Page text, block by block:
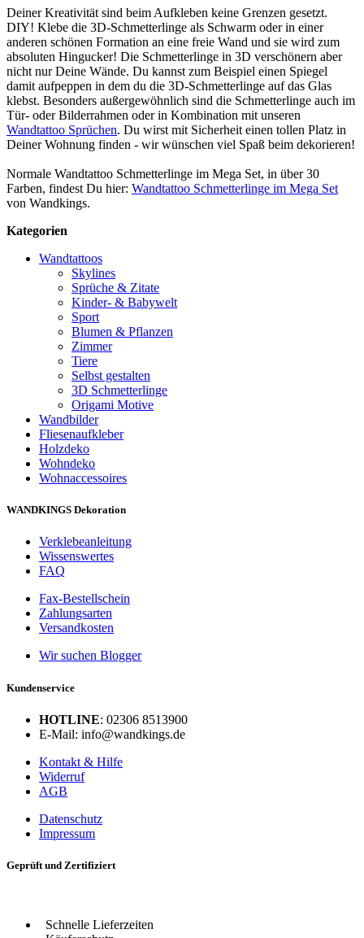
Deiner Kreativität sind beim Aufkleben keine Grenzen gesetzt.
DIY! Klebe die 3D-Schmetterlinge als Schwarm oder in einer
anderen schönen Formation an eine freie Wand und sie wird zum
absoluten Hingucker! Die Schmetterlinge in 3D verschönern aber
nicht nur Deine Wände. Du kannst zum Beispiel einen Spiegel
damit aufpeppen in dem du die 3D-Schmetterlinge auf das Glas
klebst. Besonders außergewöhnlich sind die Schmetterlinge auch im
Tür- oder Bilderrahmen oder in Kombination mit unseren
Wandtattoo Sprüchen. Du wirst mit Sicherheit einen tollen Platz in
Deiner Wohnung finden - wir wünschen viel Spaß beim dekorieren!
Normale Wandtattoo Schmetterlinge im Mega Set, in über 30
Farben, findest Du hier: Wandtattoo Schmetterlinge im Mega Set
von Wandkings.
Kategorien
Wandtattoos
Skylines
Sprüche & Zitate
Kinder- & Babywelt
Sport
Blumen & Pflanzen
Zimmer
Tiere
Selbst gestalten
3D Schmetterlinge
Origami Motive
Wandbilder
Fliesenaufkleber
Holzdeko
Wohndeko
Wohnaccessoires
WANDKINGS Dekoration
Verklebeanleitung
Wissenswertes
FAQ
Fax-Bestellschein
Zahlungsarten
Versandkosten
Wir suchen Blogger
Kundenservice
HOTLINE: 02306 8513900
E-Mail: info@wandkings.de
Kontakt & Hilfe
Widerruf
AGB
Datenschutz
Impressum
Geprüft und Zertifiziert
Schnelle Lieferzeiten